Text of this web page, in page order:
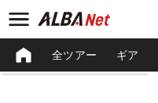
全ツアー ギア